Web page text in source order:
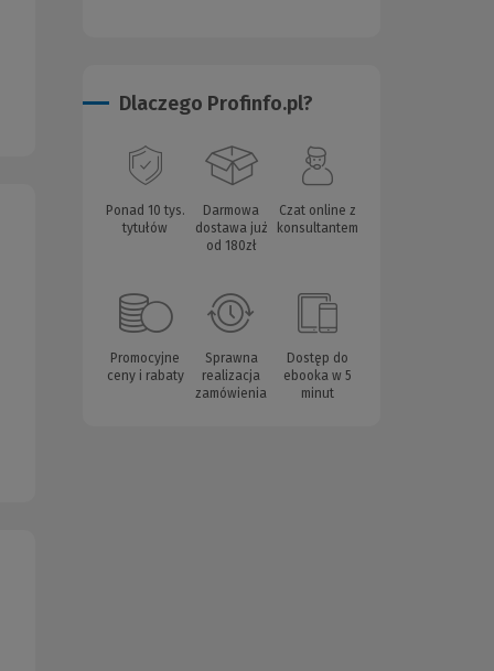
Dlaczego Profinfo.pl?
Ponad 10 tys.
tytułów
Darmowa
dostawa już
od 180zł
Czat online z
konsultantem
Promocyjne
ceny i rabaty
Sprawna
realizacja
zamówienia
Dostęp do
ebooka w 5
minut